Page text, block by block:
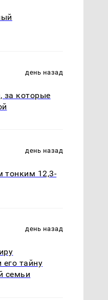
день назад
за которые
день назад
тонким 12,3-
день назад
тайну
семьи